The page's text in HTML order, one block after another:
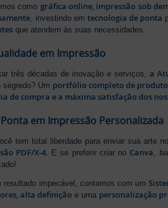
como gráfica online, impressão sob
, investindo em tecnologia de ponta
que atendem às suas necessidades.
em Impressão
três décadas de inovação e serviços,a
segredo? Um portfólio completo de
de compra e a máxima satisfação dos
em Impressão Personalizada
tem total liberdade para enviar sua arte
PDF/X-4 . E se preferir criar no Canva ,
resultado impecável, contamos com um
alta definição e uma personalização